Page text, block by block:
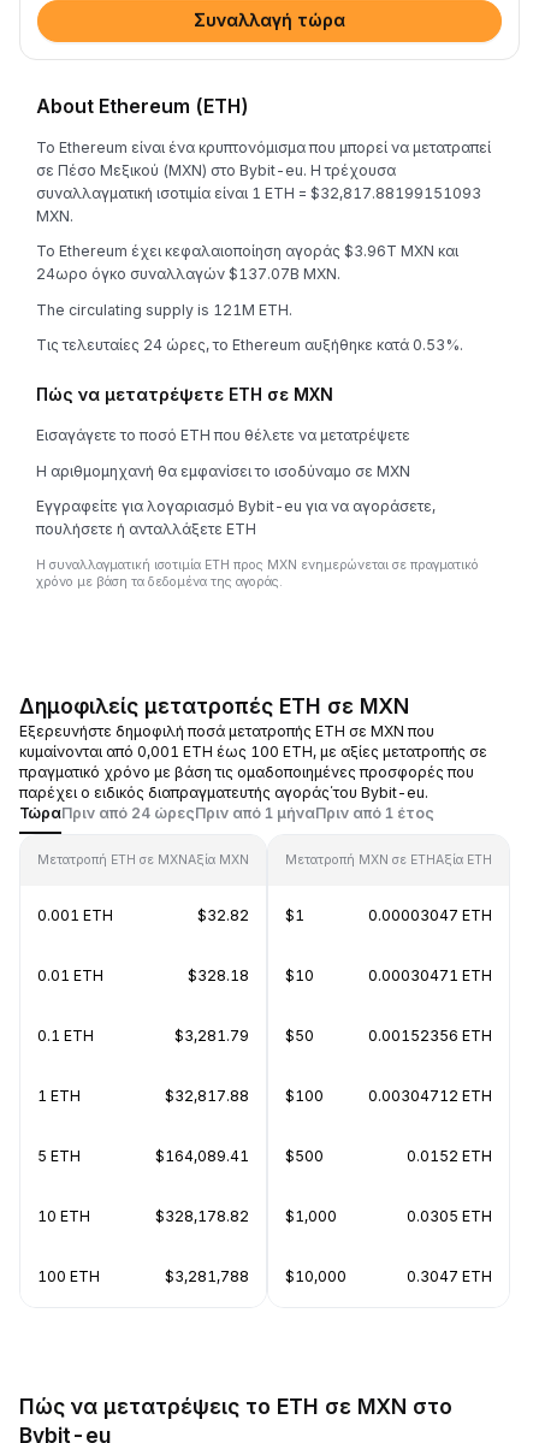
Συναλλαγή τώρα
About Ethereum (ETH)
Το Ethereum είναι ένα κρυπτονόμισμα που μπορεί να μετατραπεί
σε Πέσο Μεξικού (MXN) στο Bybit-eu. Η τρέχουσα
συναλλαγματική ισοτιμία είναι 1 ETH = $32,817.88199151093
MXN.
Το Ethereum έχει κεφαλαιοποίηση αγοράς $3.96T MXN και
24ωρο όγκο συναλλαγών $137.07B MXN.
The circulating supply is 121M ETH.
Τις τελευταίες 24 ώρες, το Ethereum αυξήθηκε κατά 0.53%.
Πώς να μετατρέψετε ETH σε MXN
Εισαγάγετε το ποσό ETH που θέλετε να μετατρέψετε
Η αριθμομηχανή θα εμφανίσει το ισοδύναμο σε MXN
Εγγραφείτε για λογαριασμό Bybit-eu για να αγοράσετε,
πουλήσετε ή ανταλλάξετε ETH
Η συναλλαγματική ισοτιμία ETH προς MXN ενημερώνεται σε πραγματικό
χρόνο με βάση τα δεδομένα της αγοράς.
Δημοφιλείς μετατροπές ETH σε MXN
Εξερευνήστε δημοφιλή ποσά μετατροπής ETH σε MXN που
κυμαίνονται από 0,001 ETH έως 100 ETH, με αξίες μετατροπής σε
πραγματικό χρόνο με βάση τις ομαδοποιημένες προσφορές που
παρέχει ο ειδικός διαπραγματευτής αγοράς΄του Bybit-eu.
ΤώραΠριν από 24 ώρεςΠριν από 1 μήναΠριν από 1 έτος
Μετατροπή ETH σε MXNΑξία MXN
0.001 ETH $32.82
0.01 ETH $328.18
0.1 ETH $3,281.79
1 ETH $32,817.88
5 ETH $164,089.41
10 ETH $328,178.82
100 ETH $3,281,788
Μετατροπή MXN σε ETHΑξία ETH
$1 0.00003047 ETH
$10 0.00030471 ETH
$50 0.00152356 ETH
$100 0.00304712 ETH
$500 0.0152 ETH
$1,000 0.0305 ETH
$10,000 0.3047 ETH
Πώς να μετατρέψεις το ETH σε MXN στο
Bybit-eu